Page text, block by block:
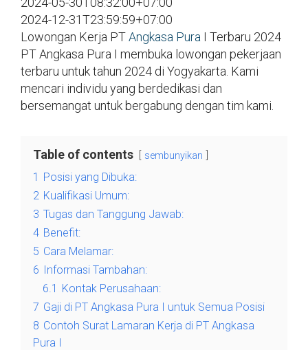
2024-12-31T23:59:59+07:00
Lowongan Kerja PTAngkasa Pura I Terbaru 2024
PT Angkasa Pura I membuka lowongan pekerjaan
terbaru untuk tahun 2024 di Yogyakarta. Kami
mencari individu yang berdedikasi dan
bersemangat untuk bergabung dengan tim kami.
Table of contents sembunyikan
1 Posisi yang Dibuka:
2 Kualifikasi Umum:
3 Tugas dan Tanggung Jawab:
4 Benefit:
5 Cara Melamar:
6 Informasi Tambahan:
6.1 Kontak Perusahaan:
7 Gaji di PT Angkasa Pura I untuk Semua Posisi
8 Contoh Surat Lamaran Kerja di PT Angkasa
Pura I